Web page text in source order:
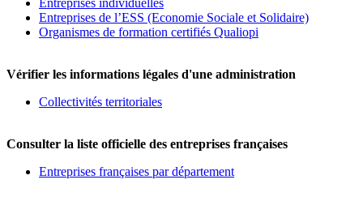
Entreprises individuelles
Entreprises de l’ESS (Economie Sociale et Solidaire)
Organismes de formation certifiés Qualiopi
Vérifier les informations légales d'une administration
Collectivités territoriales
Consulter la liste officielle des entreprises françaises
Entreprises françaises par département